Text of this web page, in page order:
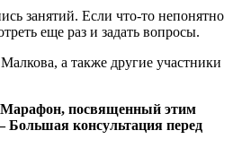
занятий. Если что-то непонятно
еще раз и задать вопросы.
а также другие участники
посвященный этим
Большая консультация перед